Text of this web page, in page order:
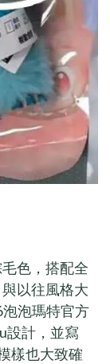
色，搭配全
以往風格大
泡瑪特官方
設計，並寫
樣也大致確